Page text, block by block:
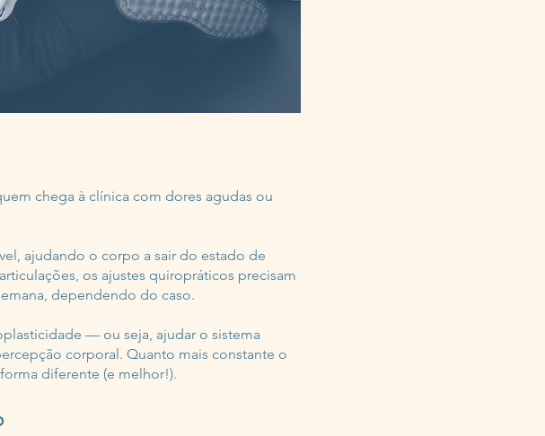
chega à clínica com dores agudas ou
ajudando o corpo a sair do estado de
os ajustes quiropráticos precisam
dependendo do caso.
— ou seja, ajudar o sistema
corporal. Quanto mais constante o
diferente (e melhor!).